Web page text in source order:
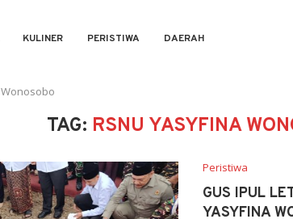
KULINER PERISTIWA DAERAH
TAG: RSNU YASYFINA
Peristiwa
GUS IPUL
YASYFINA